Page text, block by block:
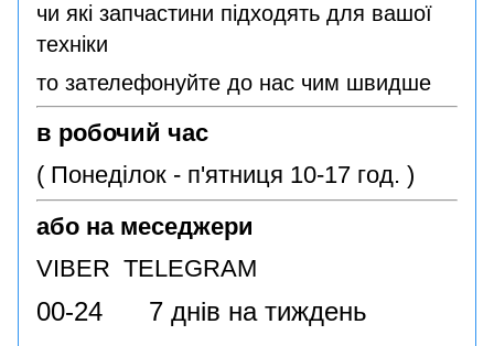
чи які запчастини підходять для вашої
техніки
то зателефонуйте до нас чим швидше
в робочий час
( Понеділок - п'ятниця 10-17 год. )
або на меседжери
VIBER TELEGRAM
00-24 7 днів на тиждень